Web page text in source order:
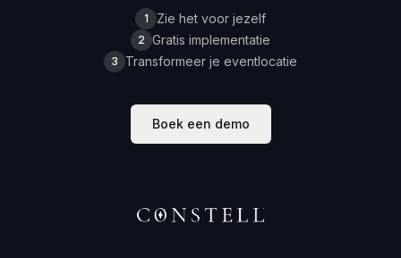
1 Zie het voor jezelf
2 Gratis implementatie
3 Transformeer je eventlocatie
Boek een demo